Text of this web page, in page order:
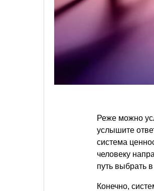
Реже можно
услышите
система
человеку
путь выбрать
Конечно,